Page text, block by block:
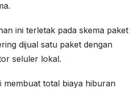
ini terletak pada skema paket
dijual satu paket dengan
seluler lokal.
membuat total biaya hiburan